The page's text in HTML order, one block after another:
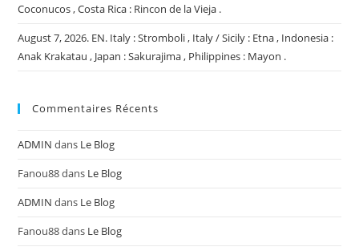
Coconucos , Costa Rica : Rincon de la Vieja .
August 7, 2026. EN. Italy : Stromboli , Italy / Sicily : Etna , Indonesia :
Anak Krakatau , Japan : Sakurajima , Philippines : Mayon .
Commentaires Récents
ADMIN dans Le Blog
Fanou88dans Le Blog
ADMIN dans Le Blog
Fanou88dans Le Blog